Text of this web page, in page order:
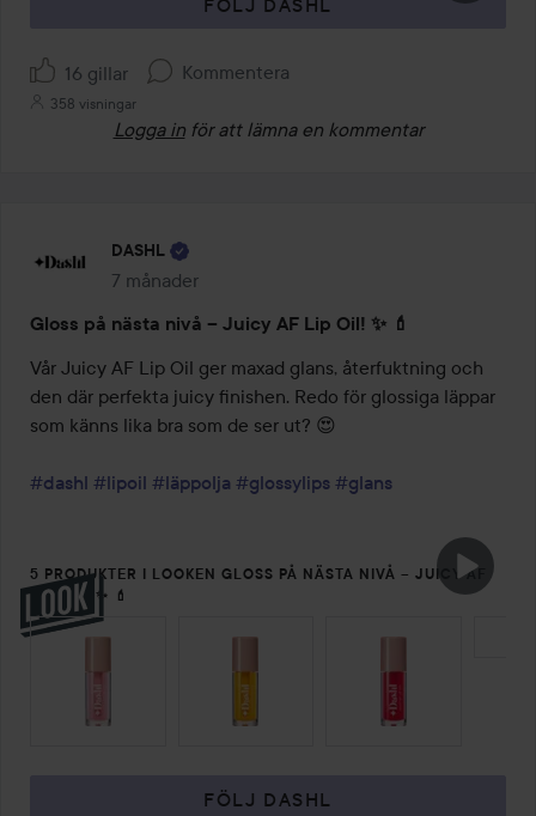
FÖLJ DASHL
16 gillar Kommentera
358 visningar
Logga in för att lämna en kommentar
DASHL
7 månader
Inlägget skapades 7 månader
Gloss på nästa nivå – Juicy AF Lip Oil! ✨ 💄
Vår Juicy AF Lip Oil ger maxad glans, återfuktning och
den där perfekta juicy finishen. Redo för glossiga läppar
som känns lika bra som de ser ut? 😍
#dashl #lipoil #läppolja #glossylips #glans
5 PRODUKTER I LOOKEN GLOSS PÅ NÄSTA NIVÅ – JUICY AF
LIP OIL! ✨ 💄
FÖLJ DASHL